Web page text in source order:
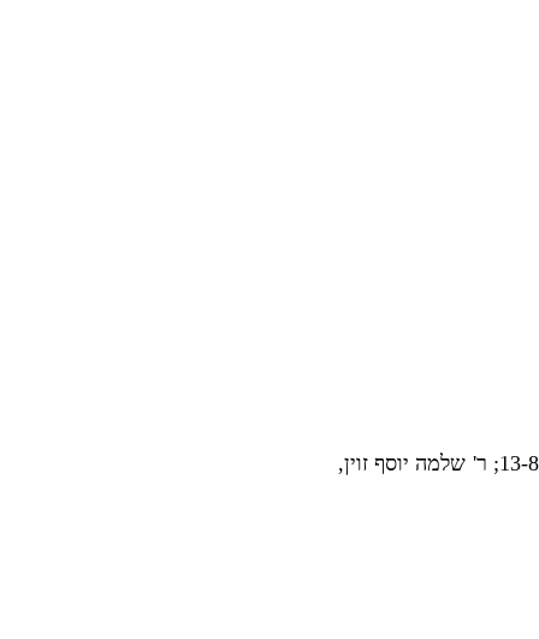
, על הספר ראה: ר' ישראל פורת, אור המזרח שנה יא חוב' ג-ד ניסן תשכג עמ' 13-8; ר' שלמה יוסף זוין,